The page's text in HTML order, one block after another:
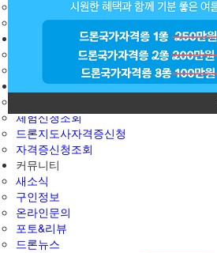
교육비용
드론교육신청
민간자격·체험
체험신청조회
드론지도사자격증신청
자격증신청조회
커뮤니티
새소식
구인정보
온라인문의
포토&리뷰
드론뉴스